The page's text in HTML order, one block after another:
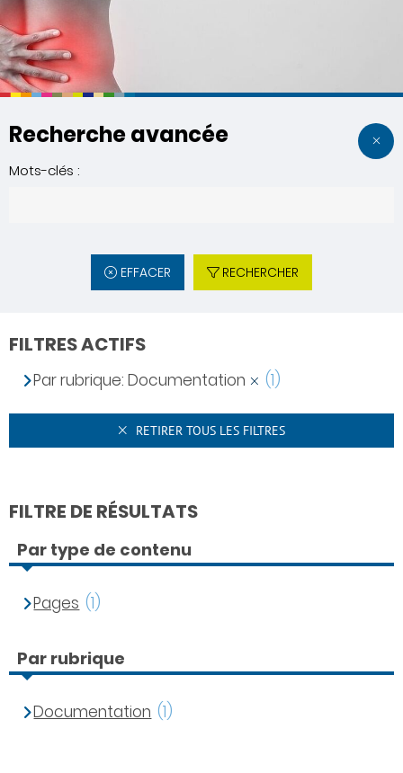
Recherche avancée
Mots-clés :
EFFACER RECHERCHER
FILTRES ACTIFS
Par rubrique: Documentation (1)
RETIRER TOUS LES FILTRES
FILTRE DE RÉSULTATS
Par type de contenu
Pages (1)
Par rubrique
Documentation (1)